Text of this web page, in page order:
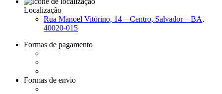
Localização
Rua Manoel Vitórino, 14 – Centro, Salvador – BA,
40020-015
Formas de pagamento
Formas de envio